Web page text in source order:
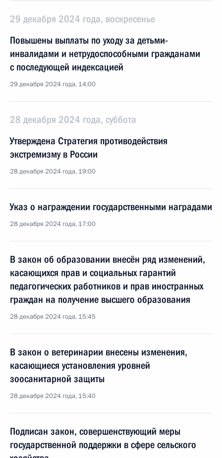
29 декабря 2024 года, воскресенье
Повышены выплаты по уходу за детьми-
инвалидами и нетрудоспособными гражданами
с последующей индексацией
29 декабря 2024 года, 14:00
28 декабря 2024 года, суббота
Утверждена Стратегия противодействия
экстремизму в России
28 декабря 2024 года, 19:00
Указ о награждении государственными наградами
28 декабря 2024 года, 17:00
В закон об образовании внесён ряд изменений,
касающихся прав и социальных гарантий
педагогических работников и прав иностранных
граждан на получение высшего образования
28 декабря 2024 года, 15:45
В закон о ветеринарии внесены изменения,
касающиеся установления уровней
зоосанитарной защиты
28 декабря 2024 года, 15:40
Подписан закон, совершенствующий меры
государственной поддержки в сфере сельского